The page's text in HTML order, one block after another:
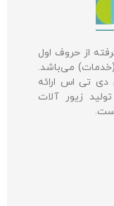
از حروف اول
(خدمات) می‌باشد.
دی تی اس ارائه
زیور آلات